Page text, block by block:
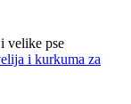
velike pse